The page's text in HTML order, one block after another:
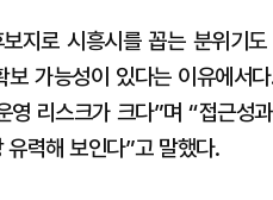
지로 시흥시를 꼽는 분위기
가능성이 있다는 이유에서
영 리스크가 크다”며 “접근성
력해 보인다”고 말했다.